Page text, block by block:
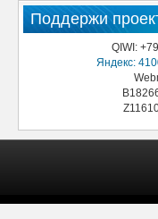
Поддержи
QIWI:
Яндекс: